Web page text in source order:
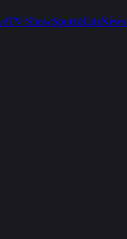
TV ShowSportsKidsNews